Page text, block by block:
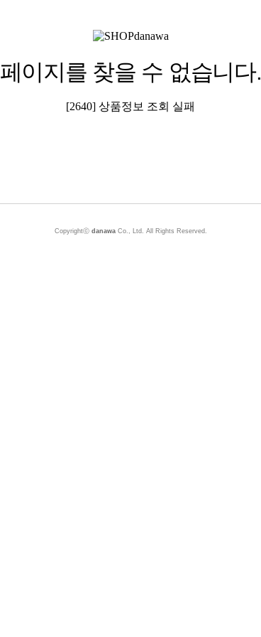
페이지를 찾을 수 없습니다.
[2640] 상품정보 조회 실패
Copyrightⓒ danawaCo., Ltd. All Rights Reserved.